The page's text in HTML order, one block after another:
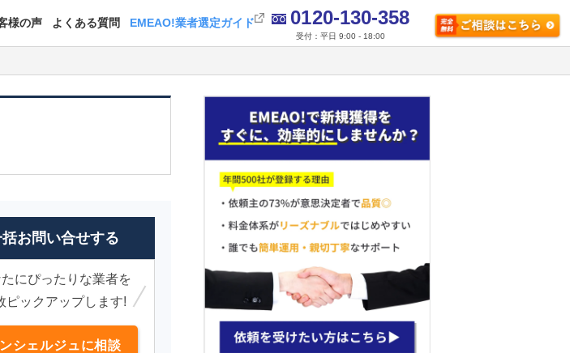
様の声 よくある質問 EMEAO!業者選定ガイド 0120-130-358
受付：平日 9:00 - 18:00
お問い合せする
にぴったりな業者を
ピックアップします!
シェルジュに相談